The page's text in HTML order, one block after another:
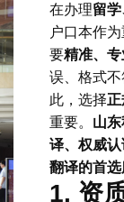
在办理留
户口本作
要精准、
误、格式
此，选择
重要。 山
译、权威
翻译的首
1. 资